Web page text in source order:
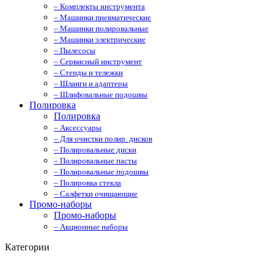
– Комплекты инструмента
– Машинки пневматические
– Машинки полировальные
– Машинки электрические
– Пылесосы
– Сервисный инструмент
– Стенды и тележки
– Шланги и адаптеры
– Шлифовальные подошвы
Полировка
Полировка
– Аксессуары
– Для очистки полир. дисков
– Полировальные диски
– Полировальные пасты
– Полировальные подошвы
– Полировка стекла
– Салфетки очищающие
Промо-наборы
Промо-наборы
– Акционные наборы
Категории